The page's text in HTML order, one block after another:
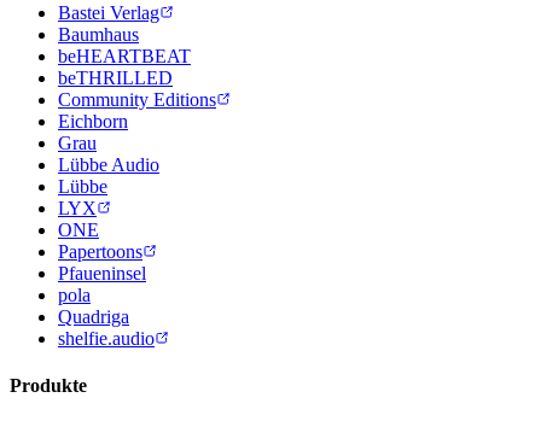
Bastei Verlag
Baumhaus
beHEARTBEAT
beTHRILLED
Community Editions
Eichborn
Grau
Lübbe Audio
Lübbe
LYX
ONE
Papertoons
Pfaueninsel
pola
Quadriga
shelfie.audio
Produkte